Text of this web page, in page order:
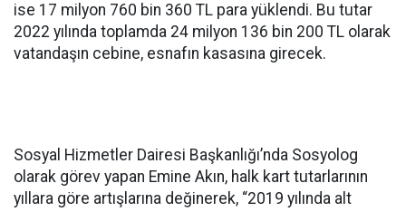
ise 17 milyon 760 bin 360 TL para yüklendi. Bu tutar
2022 yılında toplamda 24 milyon 136 bin 200 TL olarak
vatandaşın cebine, esnafın kasasına girecek.
Sosyal Hizmetler Dairesi Başkanlığı’nda Sosyolog
olarak görev yapan Emine Akın, halk kart tutarlarının
yıllara göre artışlarına değinerek, “2019 yılında alt